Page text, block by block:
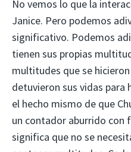
No vemos lo que la
Janice. Pero podemos
significativo. Podemos
tienen sus propias
multitudes que se
detuvieron sus vidas para
el hecho mismo de que
un contador aburrido con
significa que no se